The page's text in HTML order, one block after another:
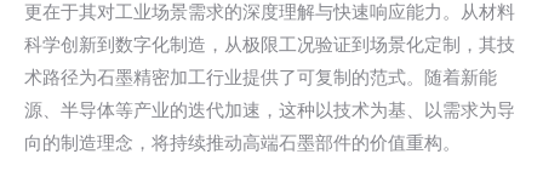
更在于其对工业场景需求的深度理解与快速响应能力。从材料
科学创新到数字化制造，从极限工况验证到场景化定制，其技
术路径为石墨精密加工行业提供了可复制的范式。随着新能
源、半导体等产业的迭代加速，这种以技术为基、以需求为导
向的制造理念，将持续推动高端石墨部件的价值重构。